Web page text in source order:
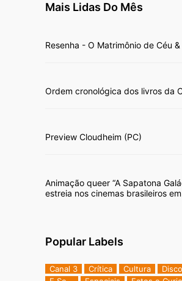
Mais Lidas Do Mês
Resenha - O Matrimônio de Céu
Ordem cronológica dos livros da
Preview Cloudheim (PC)
Animação queer “A Sapatona
estreia nos cinemas brasileiros
Popular Labels
Canal 3 Crítica Cultura